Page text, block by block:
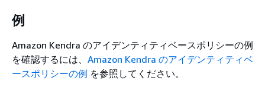
例
Amazon Kendra のアイデンティティベースポリシーの例
を確認するには、 Amazon Kendra のアイデンティティベ
ースポリシーの例 を参照してください。